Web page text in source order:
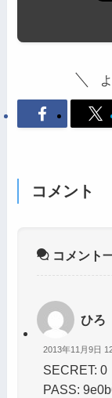
コメント
コメント
ひろ
2013年11月9日
SECRET: 0
PASS: